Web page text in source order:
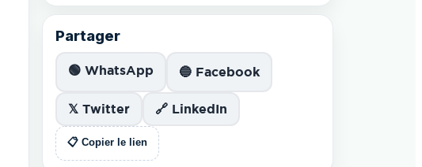
Partager
🟢 WhatsApp 🔵 Facebook
𝕏 Twitter 🔗 LinkedIn
📋 Copier le lien